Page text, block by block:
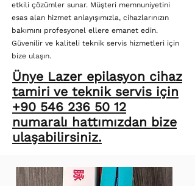
etkili çözümler sunar. Müşteri memnuniyetini
esas alan hizmet anlayışımızla, cihazlarınızın
bakımını profesyonel ellere emanet edin.
Güvenilir ve kaliteli teknik servis hizmetleri için
bize ulaşın.
Ünye Lazer epilasyon cihaz
tamiri ve teknik servis için
+90 546 236 50 12
numaralı hattımızdan bize
ulaşabilirsiniz.